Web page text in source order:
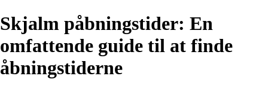
Skjalm påbningstider: En
omfattende guide til at finde
åbningstiderne